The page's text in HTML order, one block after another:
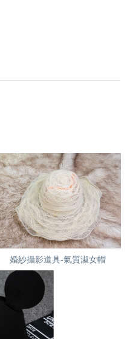
婚紗攝影道具-氣質淑女帽